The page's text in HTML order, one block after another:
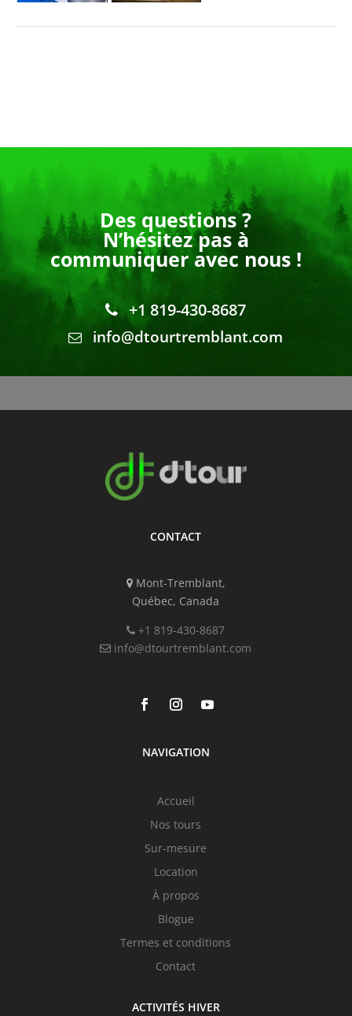
Des questions ?
N’hésitez pas à
communiquer avec nous !
+1 819-430-8687
info@dtourtremblant.com
CONTACT
Mont-Tremblant,
Québec, Canada
+1 819-430-8687
info@dtourtremblant.com
NAVIGATION
Accueil
Nos tours
Sur-mesure
Location
À propos
Blogue
Termes et conditions
Contact
ACTIVITÉS HIVER